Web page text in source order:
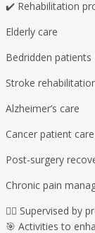
✔️ Rehabilitation
Elderly care
Bedridden patients
Stroke
Alzheimer’s care
Cancer patient care
Post-surgery
Chronic pain
👩‍⚕️ Supervised by
🎯 Activities to